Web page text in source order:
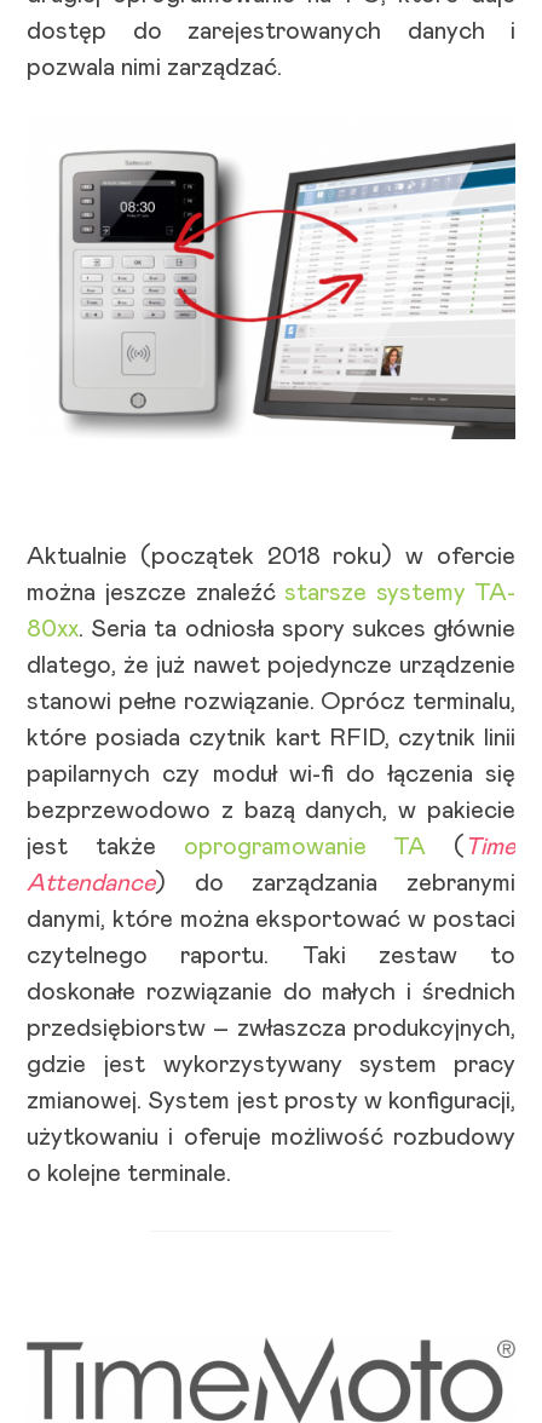
dostęp do zarejestrowanych danych i
pozwala nimi zarządzać.
Aktualnie (początek 2018 roku) w ofercie
można jeszcze znaleźćstarsze systemy TA-
80xx. Seria ta odniosła spory sukces głównie
dlatego, że już nawet pojedyncze urządzenie
stanowi pełne rozwiązanie. Oprócz terminalu,
które posiada czytnik kart RFID, czytnik linii
papilarnych czy moduł wi-fi do łączenia się
bezprzewodowo z bazą danych, w pakiecie
jest także oprogramowanie TA ( Time
Attendance) do zarządzania zebranymi
danymi, które można eksportować w postaci
czytelnego raportu. Taki zestaw to
doskonałe rozwiązanie do małych i średnich
przedsiębiorstw – zwłaszcza produkcyjnych,
gdzie jest wykorzystywany system pracy
zmianowej. System jest prosty w konfiguracji,
użytkowaniu i oferuje możliwość rozbudowy
o kolejne terminale.